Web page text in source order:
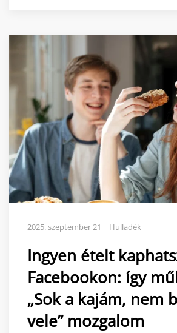
2025. szeptember 21 | Hulladék
Ingyen ételt
Facebookon: így
„Sok a kajám, nem
vele” mozgalom